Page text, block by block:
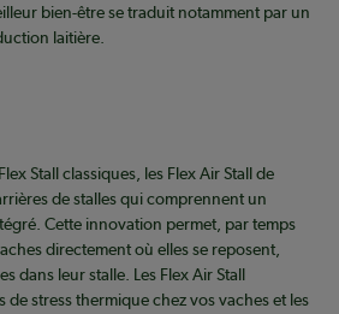
bien-être se traduit notamment par un
laitière.
Stall classiques, les Flex Air Stall de
de stalles qui comprennent un
Cette innovation permet, par temps
directement où elles se reposent,
dans leur stalle. Les Flex Air Stall
de stress thermique chez vos vaches et les